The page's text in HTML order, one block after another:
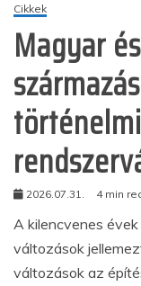
Cikkek
Magyar
2026.07.31. 4 min
A kilencvenes
változások
változások az